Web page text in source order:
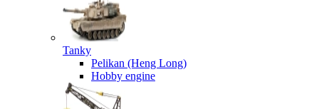
Tanky
Pelikan (Heng Long)
Hobby engine